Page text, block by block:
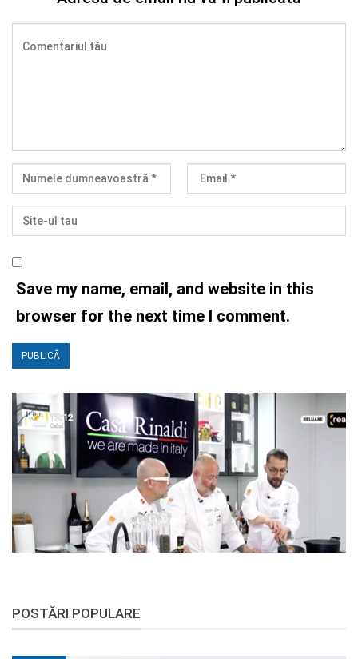
Save my name, email, and website in this
browser for the next time I comment.
POSTĂRI POPULARE